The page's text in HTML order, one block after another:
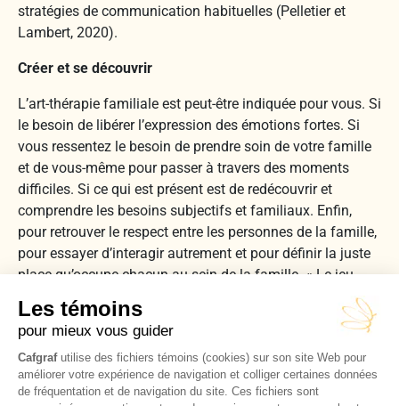
stratégies de communication habituelles (Pelletier et
Lambert, 2020).
Créer et se découvrir
L’art-thérapie familiale est peut-être indiquée pour vous. Si
le besoin de libérer l’expression des émotions fortes. Si
vous ressentez le besoin de prendre soin de votre famille
et de vous-même pour passer à travers des moments
difficiles. Si ce qui est présent est de redécouvrir et
comprendre les besoins subjectifs et familiaux. Enfin,
pour retrouver le respect entre les personnes de la famille,
pour essayer d’interagir autrement et pour définir la juste
place qu’occupe chacun au sein de la famille. « Le jeu
intersubjectif permet de se recréer, de se reconnaître,
d’exister à nouveau, de se laisser émouvoir par l’autre »
(Plante, P., 2010, p. 57).
Références :
1. Gatta, M., Gallo, C. & Vianello, M. (2014). Art therapy